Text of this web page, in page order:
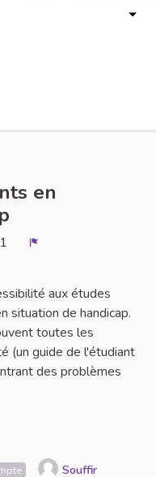
en
aux études
situation de handicap.
toutes les
(un guide de l'étudiant
des problèmes
Souffir